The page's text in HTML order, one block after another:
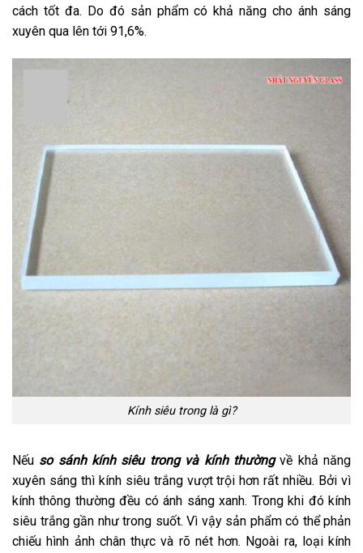
cách tốt đa. Do đó sản phẩm có khả năng cho ánh sáng
xuyên qua lên tới 91,6%.
Kính siêu trong là gì?
Nếu so sánh kính siêu trong và kính thườngvề khả năng
xuyên sáng thì kính siêu trắng vượt trội hơn rất nhiều. Bởi vì
kính thông thường đều có ánh sáng xanh. Trong khi đó kính
siêu trắng gần như trong suốt. Vì vậy sản phẩm có thể phản
chiếu hình ảnh chân thực và rõ nét hơn. Ngoài ra, loại kính